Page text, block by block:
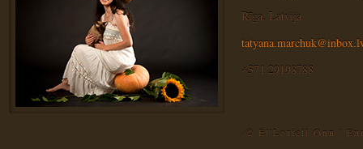
Rīga, Latvija
+371 29198788
© El'Loriell Onn |